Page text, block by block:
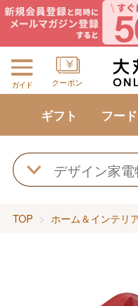
ガイド クーポン
ギフト フー
TOP ホーム＆インテリ